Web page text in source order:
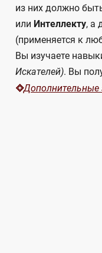
из них должно
или Интеллекту, а
(применяется к
Вы изучаете
Искателей). Вы
Дополнительные